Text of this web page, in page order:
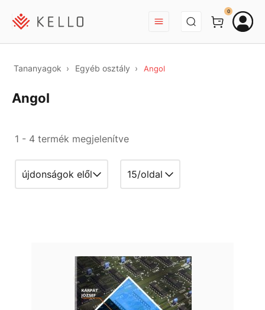
BEJELENTKEZÉS
0
Tananyagok Egyéb osztály Angol
Angol
1 - 4 termék megjelenítve